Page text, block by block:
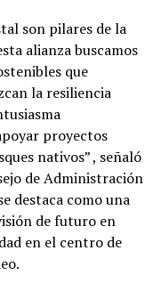
son pilares de la
alianza buscamos
que
la resiliencia
proyectos
nativos” , señaló
de Administración
destaca como una
de futuro en
en el centro de